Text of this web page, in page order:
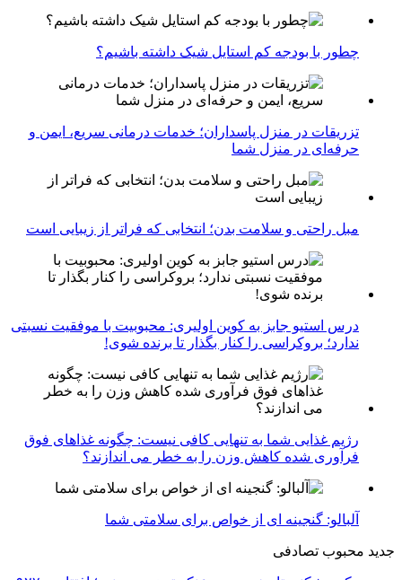
چطور با بودجه کم استایل شیک داشته باشیم؟
تزریقات در منزل پاسداران؛ خدمات درمانی سریع، ایمن و
حرفه‌ای در منزل شما
مبل راحتی و سلامت بدن؛ انتخابی که فراتر از زیبایی است
درس استیو جابز به کوین اولیری: محبوبیت با موفقیت نسبتی
ندارد؛ بروکراسی را کنار بگذار تا برنده شوی!
رژیم غذایی شما به تنهایی کافی نیست: چگونه غذاهای فوق
فرآوری شده کاهش وزن را به خطر می اندازند؟
آلبالو: گنجینه ای از خواص برای سلامتی شما
جدید محبوب تصادفی